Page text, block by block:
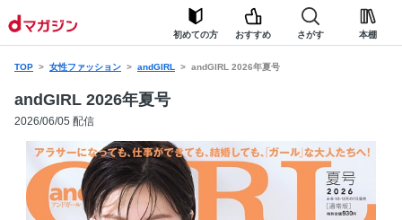
初めての方 おすすめ さがす 本棚
TOP 女性ファッション andGIRL andGIRL 2026年夏号
andGIRL 2026年夏号
2026/06/05 配信